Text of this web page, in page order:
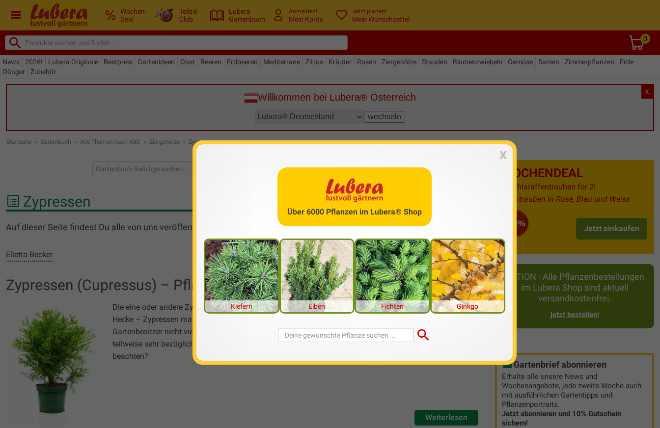
Wochen-
Deal
Tells®
Club
Lubera
Gartenbuch
Anmelden!
Mein Konto
Jetzt planen!
Mein Wunschzettel
0
News 2026! Lubera Originale Bestpreis Gartenideen Obst Beeren Erdbeeren Mediterrane Zitrus Kräuter Rosen Ziergehölze Stauden Blumenzwiebeln Gemüse Samen Zimmerpflanzen
Erde
Dünger
Zubehör
X
Willkommen bei Lubera® Österreich
Startseite » Gartenbuch » Alle Themen nach ABC » Ziergehölze » Zypressen
WOCHENDEAL
4 Schlaraffentrauben für 2!
Weintrauben in Rosé, Blau und Weiss
-50%
Jetzt einkaufen
AKTION - Alle Pflanzenbestellungen
im Lubera Shop sind aktuell
versandkostenfrei.
jetzt bestellen!
Gartenbrief abonnieren
Erhalte alle unsere News und
Wochenangebote, jede zweite Woche auch
mit ausführlichen Gartentipps und
Pflanzenportraits.
Jetzt abonnieren und 10% Gutschein
sichern!
Alle Gartenbuch-Themen nach ABC
Zypressen
Auf dieser Seite findest Du alle von uns veröffentlichten Artikel und Informationen zum Thema «Zypressen»
Elietta Becker Kommentare (1)
Zypressen (Cupressus) – Pflanzen, Pflegen, Schneiden & Arten
Die eine oder andere Zypresse ist in nahezu jedem heimischen Garten zu finden: ob als Solitärpflanze oder
Hecke – Zypressen machen immer eine gute Figur. Zudem sind sie relativ pflegeleicht, so dass man als
Gartenbesitzer nicht viel Arbeit mit seinen Gewächsen hat. Die einzelnen Zypressenarten unterscheiden sich
teilweise sehr bezüglich ihrer Farbe und Form. Welche Arten gibt es? Was ist bei der Zypressen Pflege zu
beachten?
Weiterlesen
x
Über 6000 Pflanzen im Lubera® Shop
Kiefern Eiben Fichten Ginkgo